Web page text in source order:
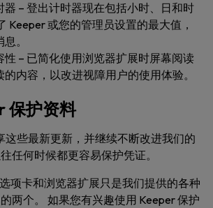
器 – 登出计时器现在包括小时、日和时
Keeper 或您的管理员设置的最大值，
。
性 – 已简化使用浏览器扩展时屏幕阅读
内容，以改进视障用户的使用体验。
保护资料
这些最新更新，并继续不断改进我们的
任何时候都更容易保护凭证。
项卡和浏览器扩展只是我们提供的各种
两个。 如果您有兴趣使用 Keeper 保护